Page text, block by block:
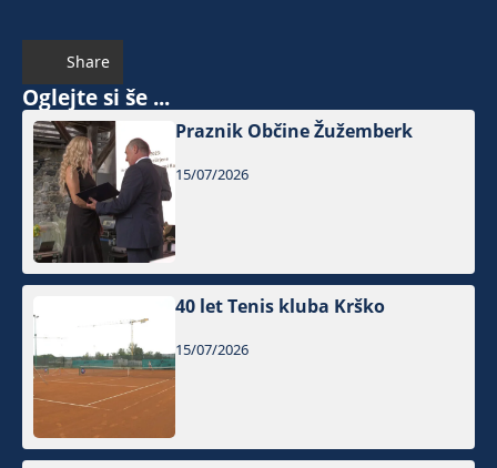
Share
Oglejte si še ...
Praznik Občine Žužemberk
15/07/2026
40 let Tenis kluba Krško
15/07/2026